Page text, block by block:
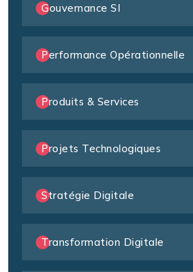
Gouvernance SI
Performance Opérationnelle
Produits & Services
Projets Technologiques
Stratégie Digitale
Transformation Digitale